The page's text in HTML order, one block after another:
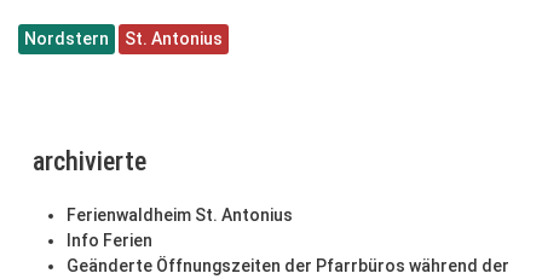
Nordstern St. Antonius
archivierte
Ferienwaldheim St. Antonius
Info Ferien
Geänderte Öffnungszeiten der Pfarrbüros während der